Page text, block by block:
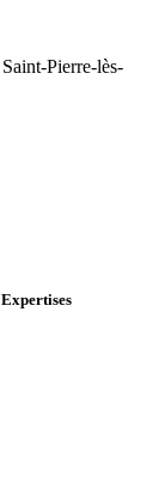
Saint-Pierre-lès-
Expertises